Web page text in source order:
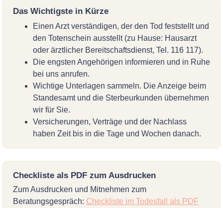
Das Wichtigste in Kürze
Einen Arzt verständigen, der den Tod feststellt und
den Totenschein ausstellt (zu Hause: Hausarzt
oder ärztlicher Bereitschaftsdienst, Tel. 116 117).
Die engsten Angehörigen informieren und in Ruhe
bei uns anrufen.
Wichtige Unterlagen sammeln. Die Anzeige beim
Standesamt und die Sterbeurkunden übernehmen
wir für Sie.
Versicherungen, Verträge und der Nachlass
haben Zeit bis in die Tage und Wochen danach.
Checkliste als PDF zum Ausdrucken
Zum Ausdrucken und Mitnehmen zum
Beratungsgespräch: Checkliste im Todesfall als PDF